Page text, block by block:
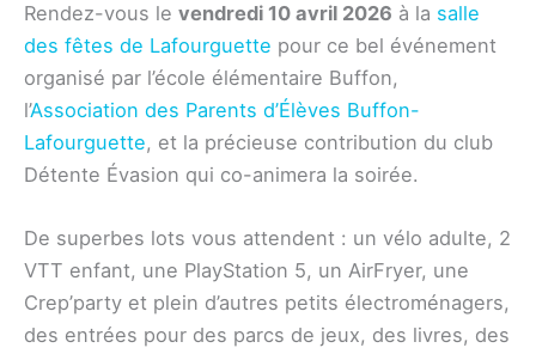
Rendez-vous le vendredi 10 avril 2026 à la salle
des fêtes de Lafourguette pour ce bel événement
organisé par l’école élémentaire Buffon,
l’Association des Parents d’Élèves Buffon-
Lafourguette, et la précieuse contribution du club
Détente Évasion qui co-animera la soirée.
De superbes lots vous attendent : un vélo adulte, 2
VTT enfant, une PlayStation 5, un AirFryer, une
Crep’party et plein d’autres petits électroménagers,
des entrées pour des parcs de jeux, des livres, des